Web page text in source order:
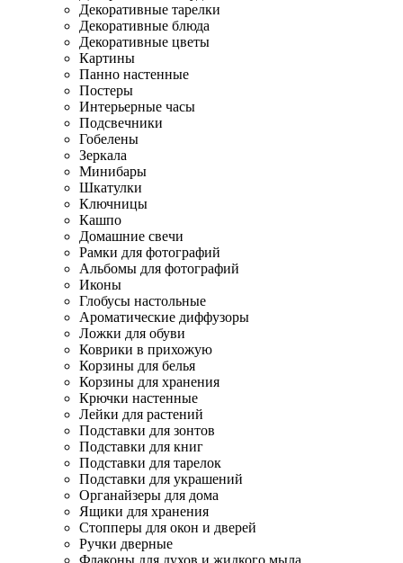
Декоративные тарелки
Декоративные блюда
Декоративные цветы
Картины
Панно настенные
Постеры
Интерьерные часы
Подсвечники
Гобелены
Зеркала
Минибары
Шкатулки
Ключницы
Кашпо
Домашние свечи
Рамки для фотографий
Альбомы для фотографий
Иконы
Глобусы настольные
Ароматические диффузоры
Ложки для обуви
Коврики в прихожую
Корзины для белья
Корзины для хранения
Крючки настенные
Лейки для растений
Подставки для зонтов
Подставки для книг
Подставки для тарелок
Подставки для украшений
Органайзеры для дома
Ящики для хранения
Стопперы для окон и дверей
Ручки дверные
Флаконы для духов и жидкого мыла